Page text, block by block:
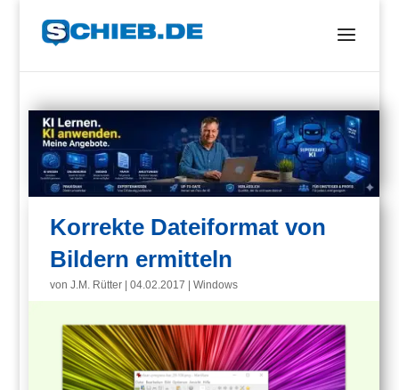
Korrekte Dateiformat von
Bildern ermitteln
vonJ.M. Rütter |04.02.2017 |Windows